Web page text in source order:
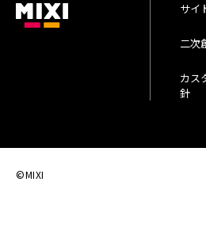
サイ
二次
カス
針
©MIXI